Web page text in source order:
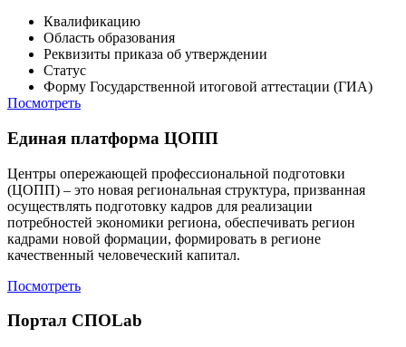
Квалификацию
Область образования
Реквизиты приказа об утверждении
Статус
Форму Государственной итоговой аттестации (ГИА)
Посмотреть
Единая платформа ЦОПП
Центры опережающей профессиональной подготовки
(ЦОПП) – это новая региональная структура, призванная
осуществлять подготовку кадров для реализации
потребностей экономики региона, обеспечивать регион
кадрами новой формации, формировать в регионе
качественный человеческий капитал.
Посмотреть
Портал СПОLab